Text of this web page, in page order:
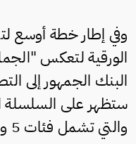
وفي إطار خطة أوسع
الورقية لتعكس
البنك الجمهور إلى
ستظهر على السلسلة